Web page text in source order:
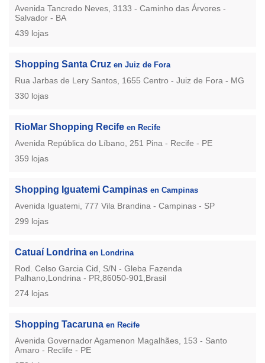
Avenida Tancredo Neves, 3133 - Caminho das Árvores -
Salvador - BA
439 lojas
Shopping Santa Cruz en Juiz de Fora
Rua Jarbas de Lery Santos, 1655 Centro - Juiz de Fora - MG
330 lojas
RioMar Shopping Recife en Recife
Avenida República do Líbano, 251 Pina - Recife - PE
359 lojas
Shopping Iguatemi Campinas en Campinas
Avenida Iguatemi, 777 Vila Brandina - Campinas - SP
299 lojas
Catuaí Londrina en Londrina
Rod. Celso Garcia Cid, S/N - Gleba Fazenda
Palhano,Londrina - PR,86050-901,Brasil
274 lojas
Shopping Tacaruna en Recife
Avenida Governador Agamenon Magalhães, 153 - Santo
Amaro - Reclife - PE